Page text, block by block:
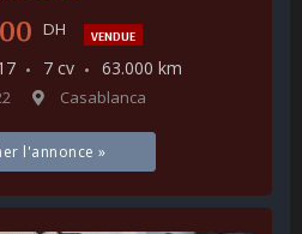
DH VENDUE
7 cv 63.000 km
Casablanca
l'annonce »